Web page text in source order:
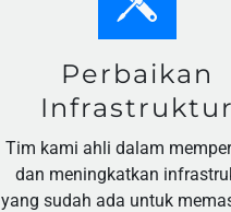
Perbaikan
Infrastruktur
Tim kami ahli dalam
dan meningkatkan
yang sudah ada untuk